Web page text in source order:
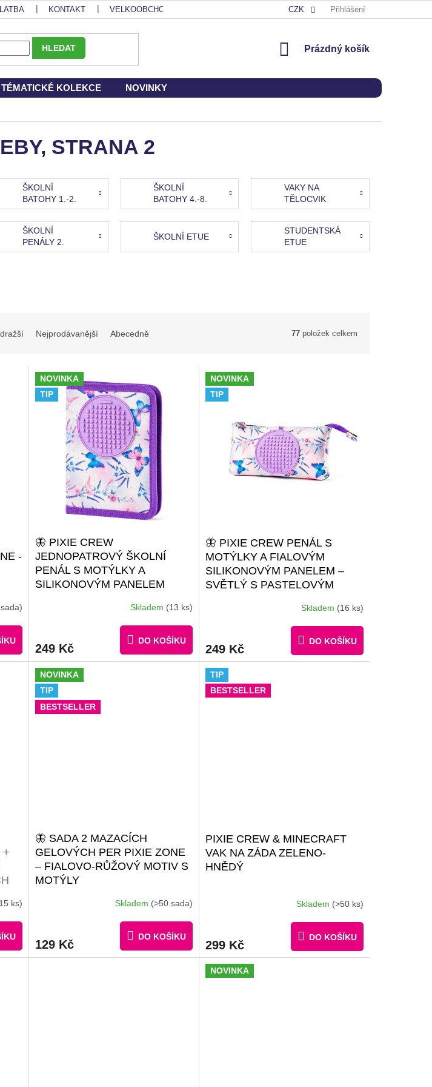
KONTAKT VELKOOBCHOD CZK Přihlášení
HLEDAT
NÁKUPNÍ
Prázdný košík
TÉMATICKÉ KOLEKCE NOVINKY
, STRANA 2
ŠKOLNÍ
BATOHY 1.-2.
TŘÍDA
ŠKOLNÍ
BATOHY 4.-8.
TŘÍDA
VAKY NA
TĚLOCVIK
ŠKOLNÍ
PENÁLY 2.
STUPEŇ
ŠKOLNÍ ETUE
STUDENTSKÁ
ETUE
Nejprodávanější Abecedně 77 položek celkem
-
NOVINKA
TIP
🦋 PIXIE CREW
JEDNOPATROVÝ ŠKOLNÍ
PENÁL S MOTÝLKY A
SILIKONOVÝM PANELEM
KREATIVNÍCH NÁPADŮ | 30
MALÝCH PIXELŮ ZDARMA
Skladem (13 ks)
249 Kč
DO KOŠÍKU
NOVINKA
TIP
🦋 PIXIE CREW PENÁL S
MOTÝLKY A FIALOVÝM
SILIKONOVÝM PANELEM –
SVĚTLÝ S PASTELOVÝM
KREATIVNÍCH NÁPADŮ + 30
MALÝCH RŮZNOBAREVNÝCH
je
4,7
z
hvězdiček.
Skladem (16 ks)
249 Kč
DO KOŠÍKU
+
ks)
NOVINKA
TIP
BESTSELLER
🦋 SADA 2 MAZACÍCH
GELOVÝCH PER PIXIE ZONE
– FIALOVO-RŮŽOVÝ MOTIV S
MOTÝLY
je
5,0
Skladem (>50 sada)
129 Kč
DO KOŠÍKU
TIP
BESTSELLER
PIXIE CREW & MINECRAFT
VAK NA ZÁDA ZELENO-
HNĚDÝ
Skladem (>50 ks)
299 Kč
DO KOŠÍKU
NOVINKA